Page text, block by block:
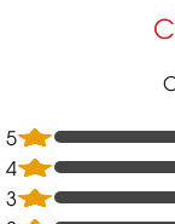
5
4
3